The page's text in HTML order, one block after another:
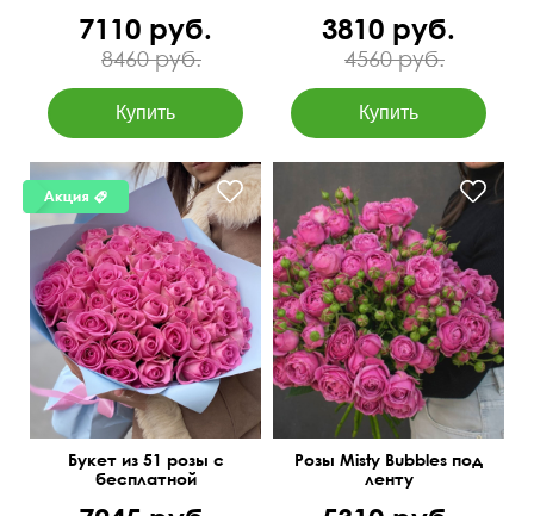
7110 руб.
8460 руб.
3810 руб.
4560 руб.
50 см 55 см
Букет из 51 розы с
бесплатной
50 см 50 см
Розы Misty Bubbles под
ленту